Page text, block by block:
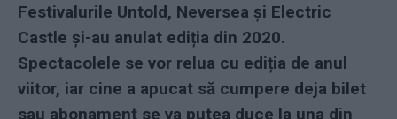
Festivalurile Untold, Neversea și Electric
Castle și-au anulat ediția din 2020.
Spectacolele se vor relua cu ediția de anul
viitor, iar cine a apucat să cumpere deja bilet
sau abonament se va putea duce la una din